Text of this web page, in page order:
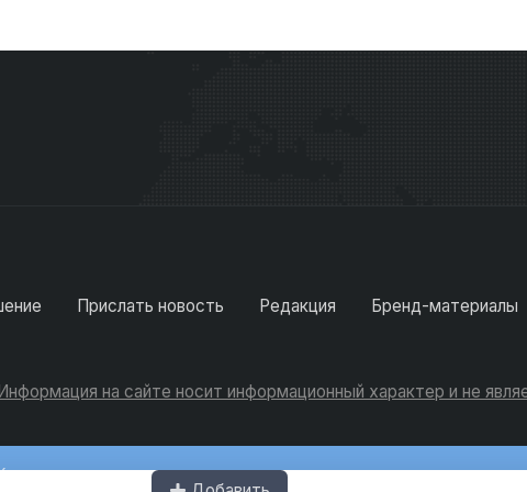
Прислать новость Редакция Бренд-материалы
Информация на сайте носит информационный характер и не